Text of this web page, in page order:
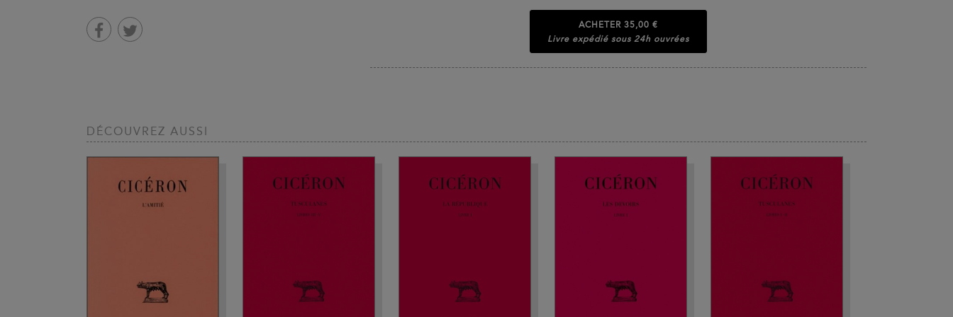
ACHETER 35,00 €
Livre expédié sous 24h ouvrées
DÉCOUVREZ AUSSI